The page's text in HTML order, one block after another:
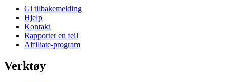
Gi tilbakemelding
Hjelp
Kontakt
Rapporter en feil
Affiliate-program
Verktøy